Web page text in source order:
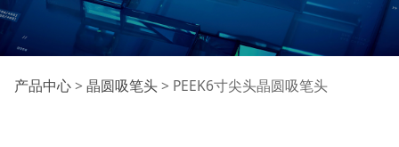
PEEK6寸尖头晶圆吸笔
产品中心> 晶圆吸笔头> PEEK6寸尖头晶圆吸笔头